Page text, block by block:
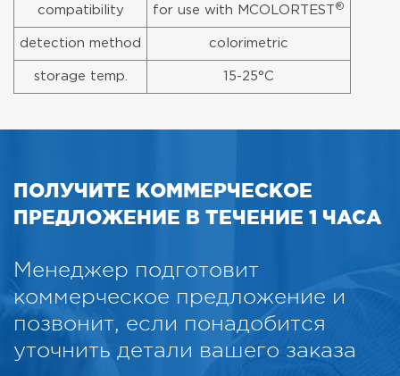
compatibility for use with MCOLORTEST ®
detection method colorimetric
storage temp. 15-25°C
ПОЛУЧИТЕ КОММЕРЧЕСКОЕ
ПРЕДЛОЖЕНИЕ В ТЕЧЕНИЕ 1 ЧАСА
Менеджер подготовит
коммерческое предложение и
позвонит, если понадобится
уточнить детали вашего заказа